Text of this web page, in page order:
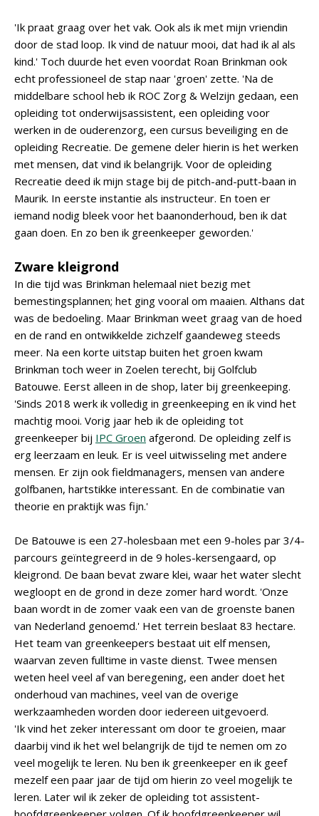
'Ik praat graag over het vak. Ook als ik met mijn vriendin
door de stad loop. Ik vind de natuur mooi, dat had ik al als
kind.' Toch duurde het even voordat Roan Brinkman ook
echt professioneel de stap naar 'groen' zette. 'Na de
middelbare school heb ik ROC Zorg & Welzijn gedaan, een
opleiding tot onderwijsassistent, een opleiding voor
werken in de ouderenzorg, een cursus beveiliging en de
opleiding Recreatie. De gemene deler hierin is het werken
met mensen, dat vind ik belangrijk. Voor de opleiding
Recreatie deed ik mijn stage bij de pitch-and-putt-baan in
Maurik. In eerste instantie als instructeur. En toen er
iemand nodig bleek voor het baanonderhoud, ben ik dat
gaan doen. En zo ben ik greenkeeper geworden.'
Zware kleigrond
In die tijd was Brinkman helemaal niet bezig met
bemestingsplannen; het ging vooral om maaien. Althans dat
was de bedoeling. Maar Brinkman weet graag van de hoed
en de rand en ontwikkelde zichzelf gaandeweg steeds
meer. Na een korte uitstap buiten het groen kwam
Brinkman toch weer in Zoelen terecht, bij Golfclub
Batouwe. Eerst alleen in de shop, later bij greenkeeping.
'Sinds 2018 werk ik volledig in greenkeeping en ik vind het
machtig mooi. Vorig jaar heb ik de opleiding tot
greenkeeper bij IPC Groen afgerond. De opleiding zelf is
erg leerzaam en leuk. Er is veel uitwisseling met andere
mensen. Er zijn ook fieldmanagers, mensen van andere
golfbanen, hartstikke interessant. En de combinatie van
theorie en praktijk was fijn.'
De Batouwe is een 27-holesbaan met een 9-holes par 3/4-
parcours geïntegreerd in de 9 holes-kersengaard, op
kleigrond. De baan bevat zware klei, waar het water slecht
wegloopt en de grond in deze zomer hard wordt. 'Onze
baan wordt in de zomer vaak een van de groenste banen
van Nederland genoemd.' Het terrein beslaat 83 hectare.
Het team van greenkeepers bestaat uit elf mensen,
waarvan zeven fulltime in vaste dienst. Twee mensen
weten heel veel af van beregening, een ander doet het
onderhoud van machines, veel van de overige
werkzaamheden worden door iedereen uitgevoerd.
'Ik vind het zeker interessant om door te groeien, maar
daarbij vind ik het wel belangrijk de tijd te nemen om zo
veel mogelijk te leren. Nu ben ik greenkeeper en ik geef
mezelf een paar jaar de tijd om hierin zo veel mogelijk te
leren. Later wil ik zeker de opleiding tot assistent-